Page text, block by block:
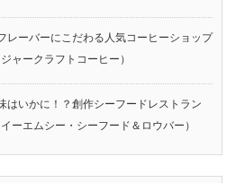
レーバーにこだわる人気コーヒーショップ
ャークラフトコーヒー）
はいかに！？創作シーフードレストラン
ーエムシー・シーフード＆ロウバー）